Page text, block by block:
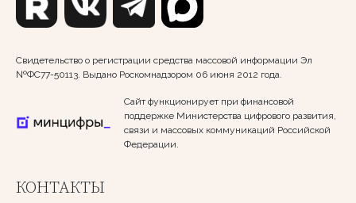
Свидетельство о регистрации средства массовой информации Эл
№ФС77-50113. Выдано Роскомнадзором 06 июня 2012 года.
Сайт функционирует при финансовой
поддержке Министерства цифрового развития,
связи и массовых коммуникаций Российской
Федерации.
КОНТАКТЫ